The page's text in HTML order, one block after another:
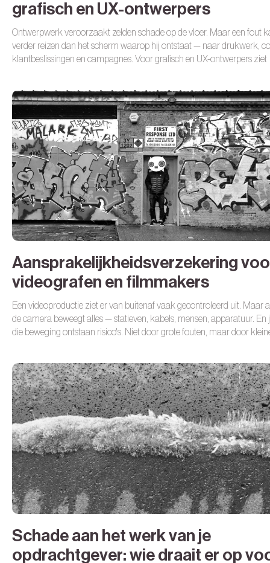
grafisch en UX-ontwerpers
Ontwerpwerk veroorzaakt zelden schade op de vloer. Maar een fout
verder reizen dan het scherm waarop hij ontstaat — naar drukwerk,
klantbeslissingen en campagnes. Voor grafisch en UX-ontwerpers ziet
Aansprakelijkheidsverzekering
videografen en filmmakers
Een videoproductie ziet er van buitenaf vaak gecontroleerd uit. Maar
de camera beweegt alles — statieven, kabels, mensen, apparatuur. En
die beweging ontstaan risico's. Niet door grote fouten, maar door
Schade aan het werk van je
opdrachtgever: wie draait er op